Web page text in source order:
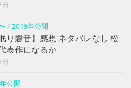
/ 2019年公開
り磐音】感想 ネタバレなし 松
表作になるか
公開